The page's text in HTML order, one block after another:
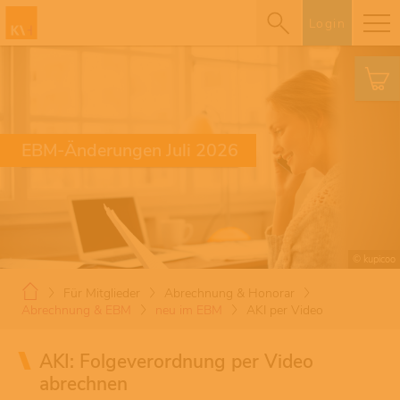
Login
© kupicoo
EBM-Änderungen Juli 2026
Für Mitglieder
Abrechnung & Honorar
Abrechnung & EBM
neu im EBM AKI per Video
AKI: Folgeverordnung per Video
abrechnen